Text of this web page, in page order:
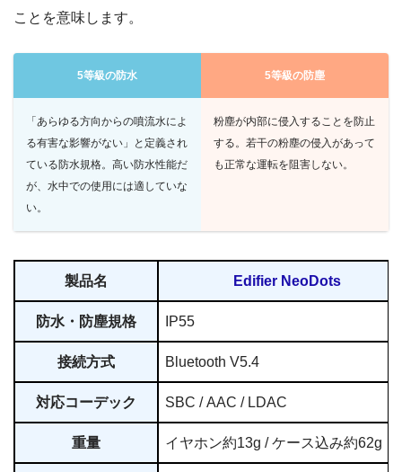
ことを意味します。
5等級の防水
「あらゆる方向からの噴流水によ
る有害な影響がない」と定義され
ている防水規格。高い防水性能だ
が、水中での使用には適していな
い。
5等級の防塵
粉塵が内部に侵入することを防止
する。若干の粉塵の侵入があって
も正常な運転を阻害しない。
製品名 Edifier NeoDots
防水・防塵規格 IP55
接続方式 Bluetooth V5.4
対応コーデック SBC / AAC / LDAC
重量 イヤホン約13g / ケース込み約62g